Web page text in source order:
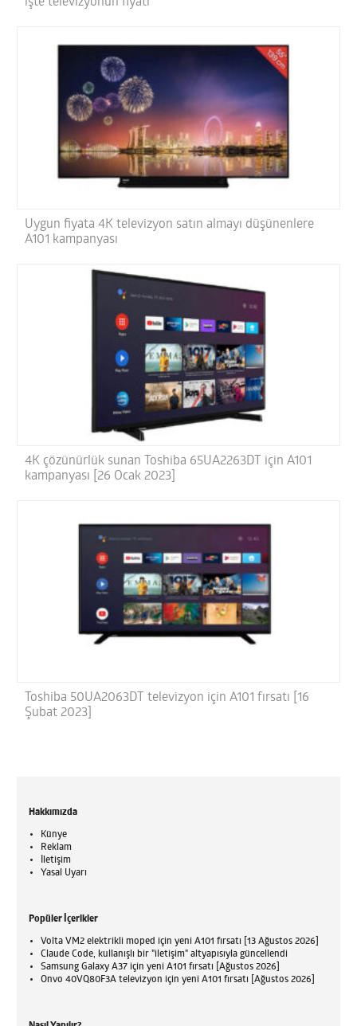
Uygun fiyata 4K televizyon satın almayı düşünenlere
A101 kampanyası
4K çözünürlük sunan Toshiba 65UA2263DT için A101
kampanyası [26 Ocak 2023]
Toshiba 50UA2063DT televizyon için A101 fırsatı [16
Şubat 2023]
Hakkımızda
Künye
Reklam
İletişim
Yasal Uyarı
Popüler İçerikler
Volta VM2 elektrikli moped için yeni A101 fırsatı [13 Ağustos 2026]
Claude Code, kullanışlı bir "iletişim" altyapısıyla güncellendi
Samsung Galaxy A37 için yeni A101 fırsatı [Ağustos 2026]
Onvo 40VQ80F3A televizyon için yeni A101 fırsatı [Ağustos 2026]